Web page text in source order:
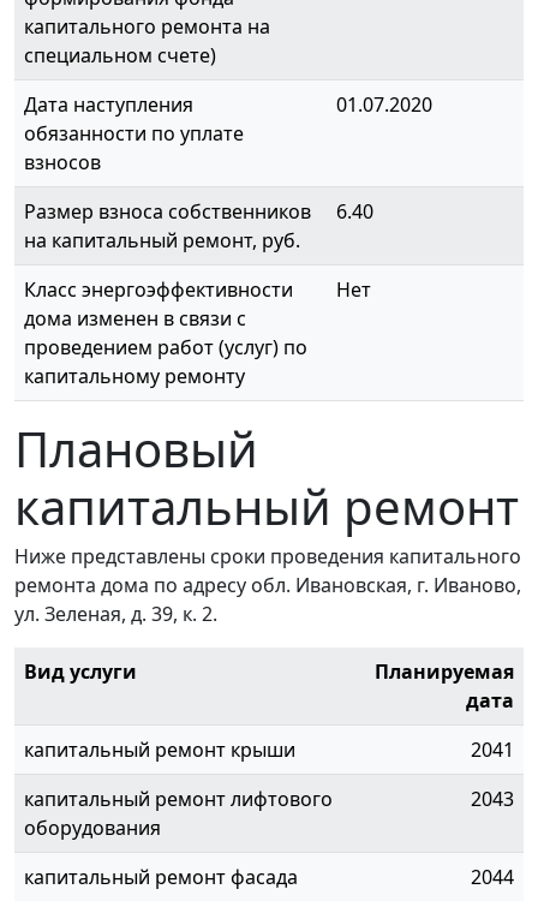
капитального ремонта на
специальном счете)
Дата наступления
обязанности по уплате
взносов
01.07.2020
Размер взноса собственников
на капитальный ремонт, руб.
6.40
Класс энергоэффективности
дома изменен в связи с
проведением работ (услуг) по
капитальному ремонту
Нет
Плановый
капитальный ремонт
Ниже представлены сроки проведения капитального
ремонта дома по адресу обл. Ивановская, г. Иваново,
ул. Зеленая, д. 39, к. 2.
Вид услуги
Планируемая
дата
капитальный ремонт крыши
2041
капитальный ремонт лифтового
оборудования
2043
капитальный ремонт фасада 2044